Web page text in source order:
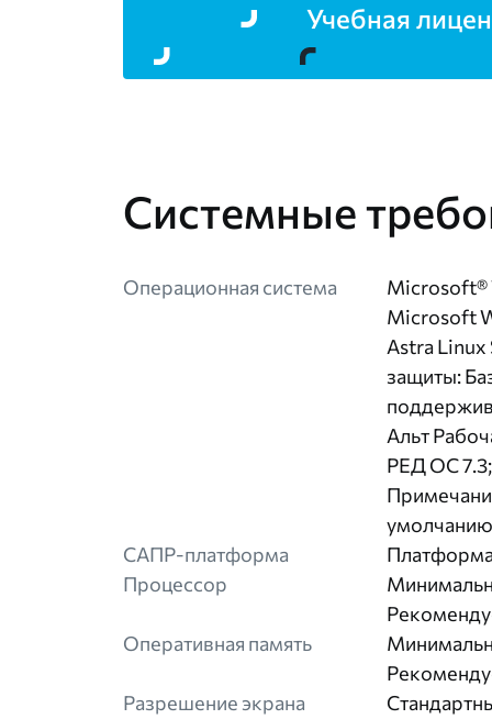
Учебная
Системные
Операционная система
Microsoft®
Microsoft
Astra Linux
защиты:
Альт
РЕД ОС
САПР-платформа
Процессор
Оперативная память
Разрешение экрана